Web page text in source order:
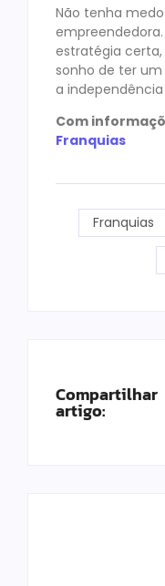
Não tenha
estratégia
sonho de ter
a
Com
Franquias
Franquias
Compartilhar
artigo: